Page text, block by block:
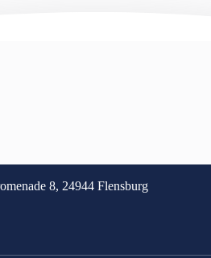
8, 24944 Flensburg